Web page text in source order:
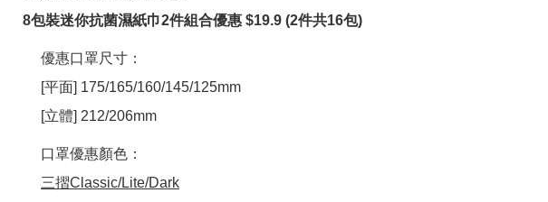
8包裝迷你抗菌濕紙巾2件組合優惠 $19.9 (2件共16包)
優惠口罩尺寸：
[平面] 175/165/160/145/125mm
[立體] 212/206mm
口罩優惠顏色：
三摺Classic/Lite/Dark